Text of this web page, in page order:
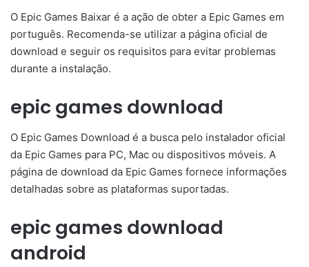
O Epic Games Baixar é a ação de obter a Epic Games em
português. Recomenda-se utilizar a página oficial de
download e seguir os requisitos para evitar problemas
durante a instalação.
epic games download
O Epic Games Download é a busca pelo instalador oficial
da Epic Games para PC, Mac ou dispositivos móveis. A
página de download da Epic Games fornece informações
detalhadas sobre as plataformas suportadas.
epic games download
android